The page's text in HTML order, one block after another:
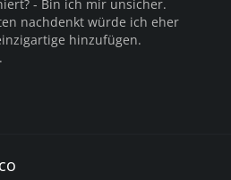
- Bin ich mir unsicher.
nachdenkt würde ich eher
hinzufügen.